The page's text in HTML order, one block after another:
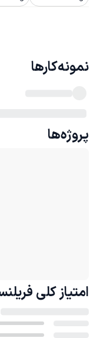
نمونه‌کارها
پروژه‌ها
امتیاز کلی